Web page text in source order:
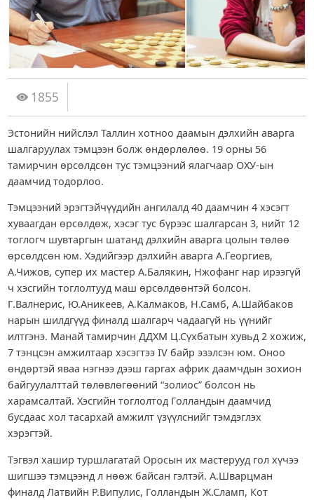
1855
Эстонийн нийслэл Таллин хотноо даамын дэлхийн аварга
шалгаруулах тэмцээн болж өндөрлөлөө. 19 орны 56
тамирчин өрсөлдсөн тус тэмцээний ялагчаар ОХУ-ын
даамчид тодорлоо.
Тэмцээний эрэгтэйчүүдийн ангилалд 40 даамчин 4 хэсэгт
хуваагдан өрсөлдөж, хэсэг тус бүрээс шалгарсан 3, нийт 12
тоглогч шувтаргын шатанд дэлхийн аварга цолын төлөө
өрсөлдсөн юм. Хэдийгээр дэлхийн аварга А.Георгиев,
А.Чижов, супер их мастер А.Балякин, Нжофанг нар ирээгүй
ч хэсгийн тоглолтууд маш өрсөлдөөнтэй болсон.
Г.Валнерис, Ю.Аникеев, А.Калмаков, Н.Самб, А.Шайбаков
нарын шилдгүүд финалд шалгарч чадаагүй нь үүнийг
илтгэнэ. Манай тамирчин ДДХМ Ц.Сүхбатын хувьд 2 хожиж,
7 тэнцсэн амжилтаар хэсэгтээ IV байр эзэлсэн юм. Оноо
өндөртэй яваа нэгнээ дээш гаргах африк даамчдын зохион
байгуулалттай төлөвлөгөөний “золиос” болсон нь
харамсалтай. Хэсгийн тоглолтод Голландын даамчид
бусдаас хол тасархай амжилт үзүүлснийг тэмдэглэх
хэрэгтэй.
Тэгвэл хашир туршлагатай Оросын их мастерууд гол хүчээ
шигшээ тэмцээнд л нөөж байсан гэлтэй. А.Шварцман
финалд Латвийн Р.Випулис, Голландын Ж.Сламп, Кот